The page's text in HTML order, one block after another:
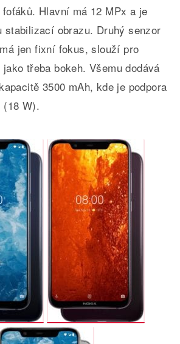
Hlavní má 12 MPx a je
stabilizací obrazu. Druhý senzor
jen fixní fokus, slouží pro
třeba bokeh. Všemu dodává
3500 mAh, kde je podpora
(18 W).